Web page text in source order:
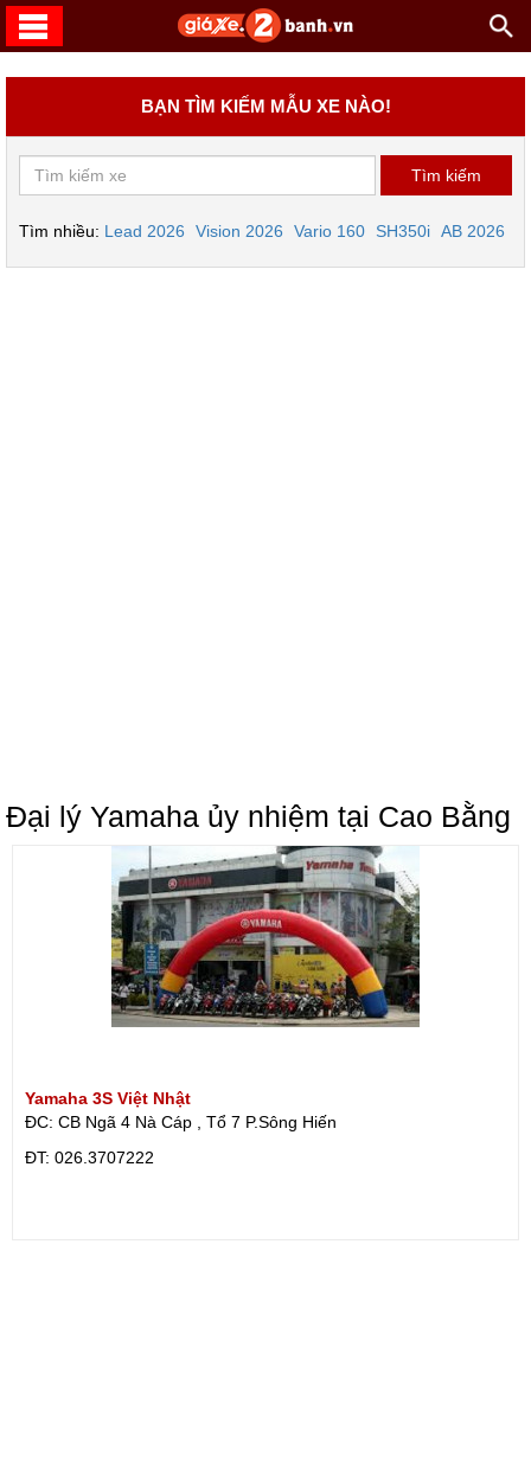
BẠN TÌM KIẾM MẪU XE NÀO!
Tìm nhiều: Lead 2026 Vision 2026 Vario 160 SH350i AB 2026
Đại lý Yamaha ủy nhiệm tại Cao Bằng
Yamaha 3S Việt Nhật
ĐC: CB Ngã 4 Nà Cáp , Tổ 7 P.Sông Hiến
ÐT: 026.3707222